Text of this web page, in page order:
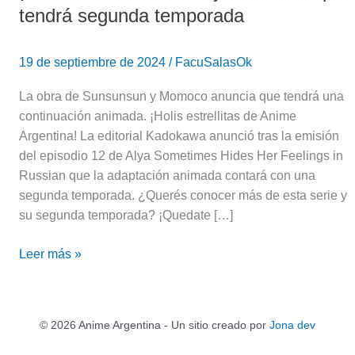
tendrá segunda temporada
19 de septiembre de 2024 / FacuSalasOk
La obra de Sunsunsun y Momoco anuncia que tendrá una
continuación animada. ¡Holis estrellitas de Anime
Argentina! La editorial Kadokawa anunció tras la emisión
del episodio 12 de Alya Sometimes Hides Her Feelings in
Russian que la adaptación animada contará con una
segunda temporada. ¿Querés conocer más de esta serie y
su segunda temporada? ¡Quedate […]
Leer más »
© 2026 Anime Argentina - Un sitio creado por Jona dev